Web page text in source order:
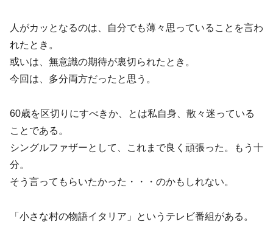
人がカッとなるのは、自分でも薄々思っていることを言わ
れたとき。
或いは、無意識の期待が裏切られたとき。
今回は、多分両方だったと思う。
60歳を区切りにすべきか、とは私自身、散々迷っている
ことである。
シングルファザーとして、これまで良く頑張った。もう十
分。
そう言ってもらいたかった・・・のかもしれない。
「小さな村の物語イタリア」というテレビ番組がある。